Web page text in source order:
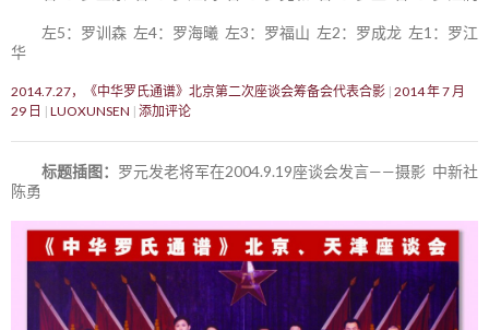
左5：罗训森 左4：罗海曦 左3：罗福山 左2：罗成龙 左1：罗江
华
2014.7.27，《中华罗氏通谱》北京第二次座谈会筹备会代表合影 2014 年 7 月
29 日
LUOXUNSEN 添加评论
标题插图： 罗元发老将军在2004.9.19座谈会发言——摄影 中新社
陈勇